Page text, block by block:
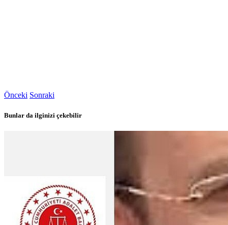
Önceki Sonraki
Bunlar da ilginizi çekebilir